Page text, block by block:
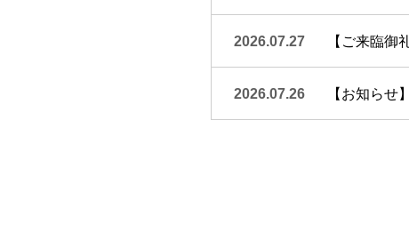
2026.07.27 【ご来臨御
2026.07.26 【お知らせ